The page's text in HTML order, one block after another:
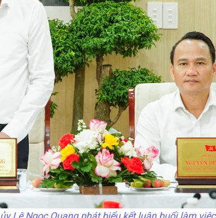
Lê Ngọc Quang phát biểu kết luận buổi làm việc